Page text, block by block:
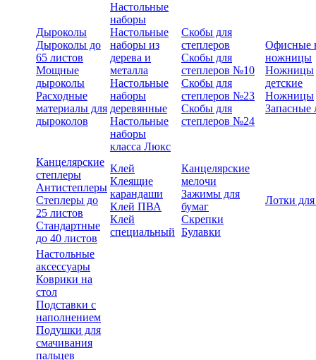
Дыроколы
Дыроколы до
65 листов
Мощные
дыроколы
Расходные
материалы для
дыроколов
Настольные
наборы
Настольные
наборы из
дерева и
металла
Настольные
наборы
деревянные
Настольные
наборы
класса Люкс
Скобы для
степлеров
Скобы для
степлеров №10
Скобы для
степлеров №23
Скобы для
степлеров №24
Офисные
ножницы
Ножницы
детские
Ножницы
Запасные
Канцелярские
степлеры
Антистеплеры
Степлеры до
25 листов
Стандартные
до 40 листов
Клей
Клеящие
карандаши
Клей ПВА
Клей
специальный
Канцелярские
мелочи
Зажимы для
бумаг
Скрепки
Булавки
Лотки
Настольные
аксессуары
Коврики на
стол
Подставки с
наполнением
Подушки для
смачивания
пальцев